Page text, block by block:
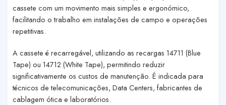
cassete com um movimento mais simples e ergonómico,
facilitando o trabalho em instalações de campo e operações
repetitivas.
A cassete érecarregável, utilizando as recargas 14711 (Blue
Tape) ou 14712 (White Tape), permitindo reduzir
significativamente os custos de manutenção. É indicada para
técnicos de telecomunicações, Data Centers, fabricantes de
cablagem ótica e laboratórios.